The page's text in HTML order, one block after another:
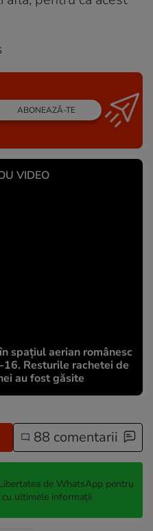
ABONEAZĂ-TE
VIDEO
spațiul aerian românesc
Resturile rachetei de
au fost găsite
88 comentarii
de WhatsApp pentru
ultimele informații